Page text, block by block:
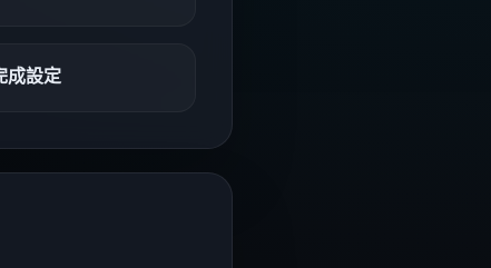
成設定